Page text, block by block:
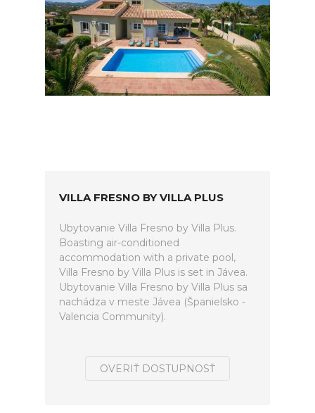
VILLA FRESNO BY VILLA PLUS
Ubytovanie Villa Fresno by Villa Plus.
Boasting air-conditioned
accommodation with a private pool,
Villa Fresno by Villa Plus is set in Jávea.
Ubytovanie Villa Fresno by Villa Plus sa
nachádza v meste Jávea (Španielsko -
Valencia Community).
OVERIŤ DOSTUPNOSŤ